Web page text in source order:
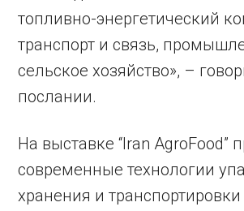
топливно-энергетический
транспорт и связь,
сельское хозяйство», –
послании.
На выставке “Iran AgroFood”
современные технологии
хранения и транспортировки